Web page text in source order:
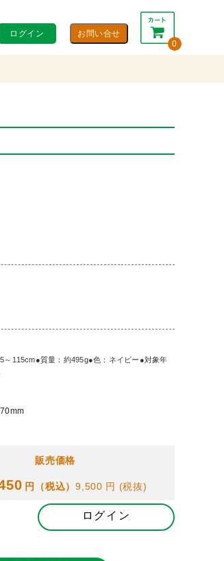
ログイン
0
カートを見る・注文する
～115cm●質量：約495g●色：ネイビー●対象年
販売価格
円（税込）9,500 円 (税抜)
ログイン